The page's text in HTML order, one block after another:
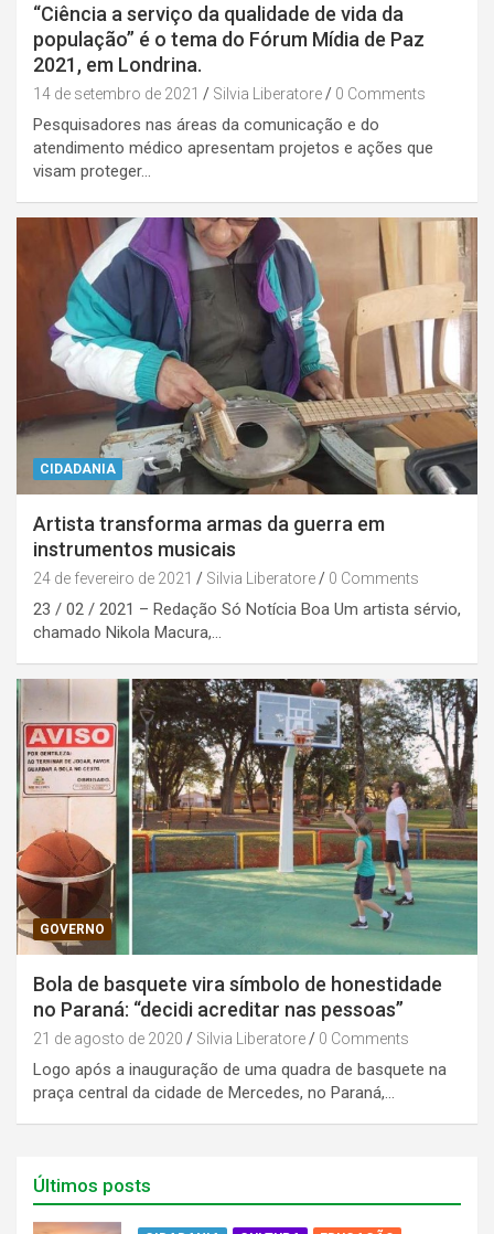
“Ciência a serviço da qualidade de vida da
população” é o tema do Fórum Mídia de Paz
2021, em Londrina.
14 de setembro de 2021 Silvia Liberatore 0 Comments
Pesquisadores nas áreas da comunicação e do
atendimento médico apresentam projetos e ações que
visam proteger…
CIDADANIA
Artista transforma armas da guerra em
instrumentos musicais
24 de fevereiro de 2021 Silvia Liberatore 0 Comments
23 / 02 / 2021 – Redação Só Notícia Boa Um artista sérvio,
chamado Nikola Macura,…
GOVERNO
Bola de basquete vira símbolo de honestidade
no Paraná: “decidi acreditar nas pessoas”
21 de agosto de 2020 Silvia Liberatore 0 Comments
Logo após a inauguração de uma quadra de basquete na
praça central da cidade de Mercedes, no Paraná,…
Últimos posts